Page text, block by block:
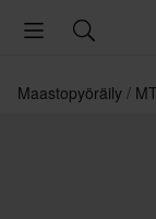
Maastopyöräily